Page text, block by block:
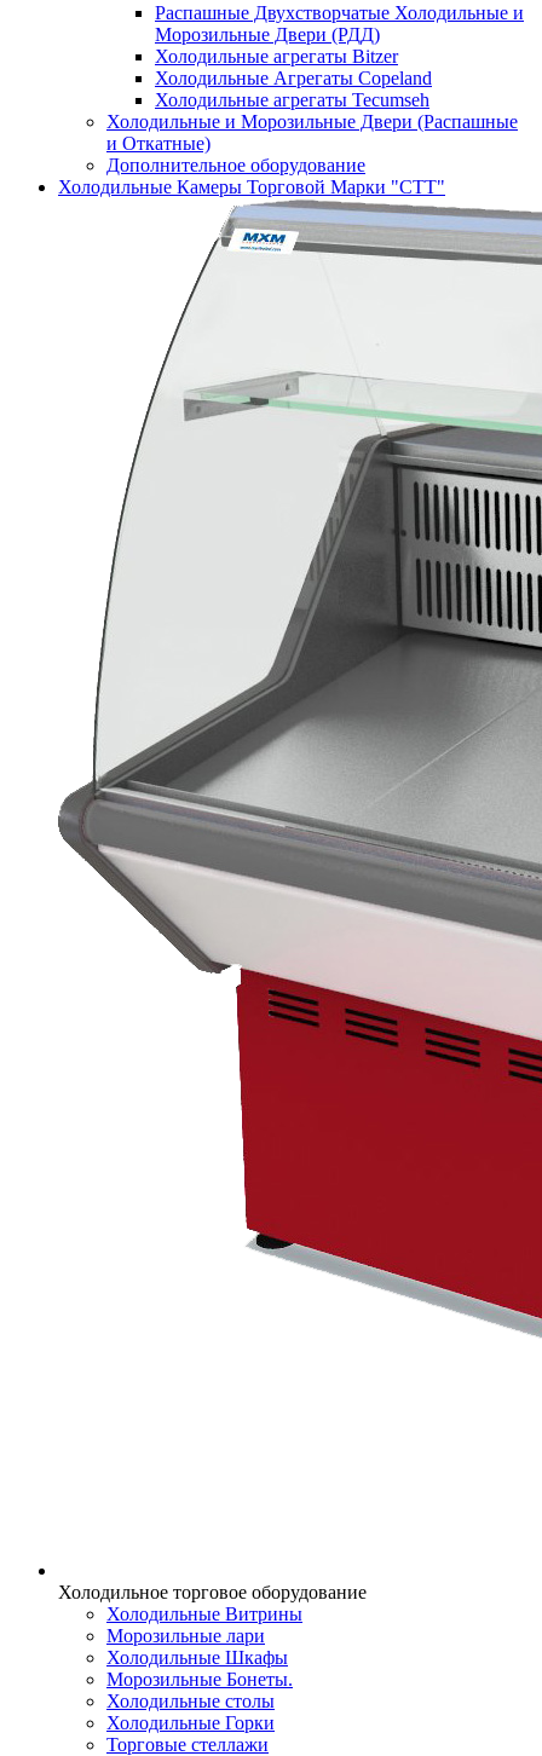
Распашные Двухстворчатые Холодильные и
Морозильные Двери (РДД)
Холодильные агрегаты Bitzer
Холодильные Агрегаты Copeland
Холодильные агрегаты Tecumseh
Холодильные и Морозильные Двери (Распашные
и Откатные)
Дополнительное оборудование
Холодильные Камеры Торговой Марки "СТТ"
Холодильное торговое оборудование
Холодильные Витрины
Морозильные лари
Холодильные Шкафы
Морозильные Бонеты.
Холодильные столы
Холодильные Горки
Торговые стеллажи